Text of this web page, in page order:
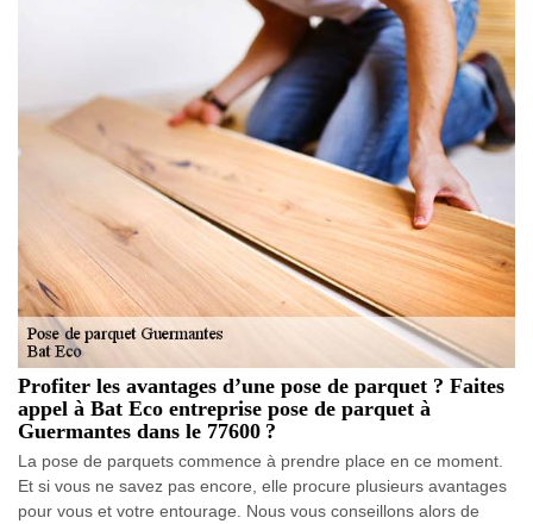
Profiter les avantages d’une pose de parquet ? Faites
appel à Bat Eco entreprise pose de parquet à
Guermantes dans le 77600 ?
La pose de parquets commence à prendre place en ce moment.
Et si vous ne savez pas encore, elle procure plusieurs avantages
pour vous et votre entourage. Nous vous conseillons alors de